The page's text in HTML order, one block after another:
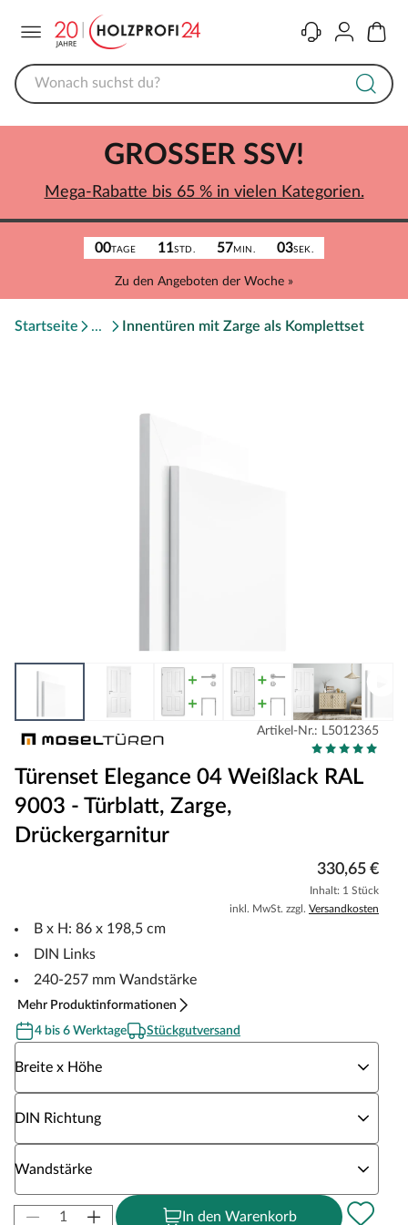
KontaktKonto
00TAGE 11STD. 57MIN. 03SEK.
Zu den Angeboten der Woche »
GROSSER SSV!
Mega-Rabatte bis 65 % in vielen Kategorien.
Startseite Innentüren mit Zarge als Komplettset
Artikel-Nr.: L5012365
Türenset Elegance 04 Weißlack RAL
9003 - Türblatt, Zarge,
Drückergarnitur
330,65 €
Inhalt: 1 Stück
inkl. MwSt. zzgl. Versandkosten
B x H: 86 x 198,5 cm
DIN Links
240-257 mm Wandstärke
Mehr Produktinformationen
4 bis 6 Werktage
Stückgutversand
Breite x Höhe
DIN Richtung
Wandstärke
In den Warenkorb